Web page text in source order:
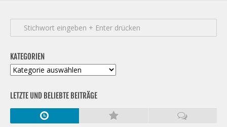
KATEGORIEN
Kategorien
LETZTE UND BELIEBTE BEITRÄGE